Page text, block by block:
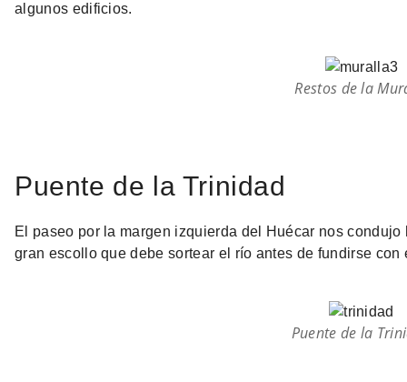
algunos edificios.
Restos de la
Puente de la Trinidad
El paseo por la margen izquierda del Huécar nos
gran escollo que debe sortear el río antes de fundirse con
Puente de la